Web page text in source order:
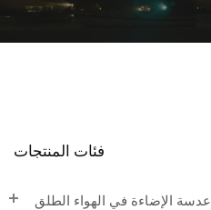
فئات المنتجات
عدسة الإضاءة في الهواء الطلق